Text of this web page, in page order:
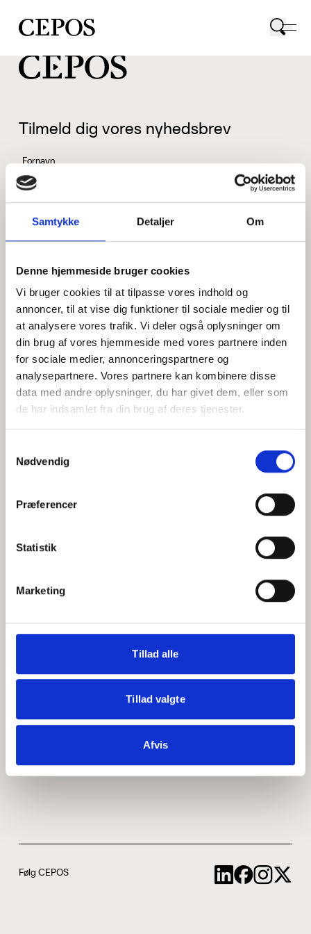
Samtykke Detaljer Om
Denne hjemmeside bruger cookies
Vi bruger cookies til at tilpasse vores indhold og
annoncer, til at vise dig funktioner til sociale medier og til
at analysere vores trafik. Vi deler også oplysninger om
din brug af vores hjemmeside med vores partnere inden
for sociale medier, annonceringspartnere og
analysepartnere. Vores partnere kan kombinere disse
data med andre oplysninger, du har givet dem, eller som
de har indsamlet fra din brug af deres tjenester.
Nødvendig
Præferencer
Statistik
Marketing
Tillad alle
Tillad valgte
Afvis
CEPOS logo
Tilmeld dig vores nyhedsbrev
Fornavn
Efternavn
Jeg accepterer behandlingen af mine personoplysninger i
henhold tilprivatlivspolitikken
Hvem er CEPOS
Medarbejdere
ABCepos
Podcast
Følg CEPOS